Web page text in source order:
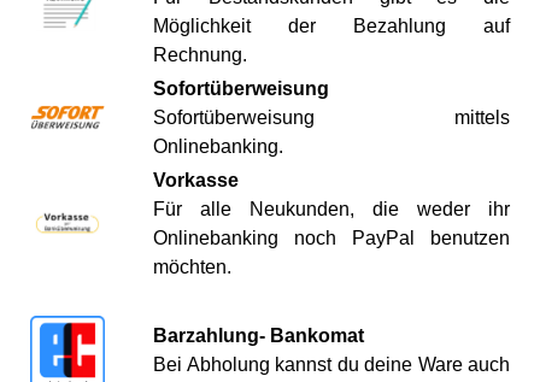
Möglichkeit der Bezahlung auf
Rechnung.
Sofortüberweisung
Sofortüberweisung mittels
Onlinebanking.
Vorkasse
Für alle Neukunden, die weder ihr
Onlinebanking noch PayPal benutzen
möchten.
Barzahlung- Bankomat
Bei Abholung kannst du deine Ware auch